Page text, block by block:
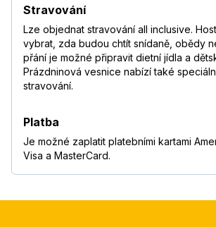
Stravování
Lze objednat stravování all inclusive.
vybrat, zda budou chtít snídaně, obědy
přání je možné připravit dietní jídla a
Prázdninová vesnice nabízí také
stravování.
Platba
Je možné zaplatit platebními kartami
Visa a MasterCard.